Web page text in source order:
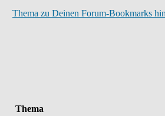
Thema zu Deinen Forum-Bookmarks
Thema